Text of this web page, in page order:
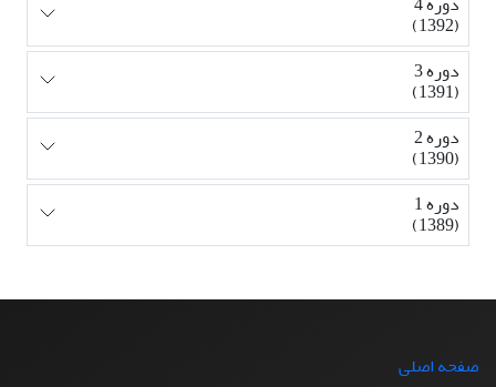
(1392)
دوره 3
(1391)
دوره 2
(1390)
دوره 1
(1389)
صفحه اصلی